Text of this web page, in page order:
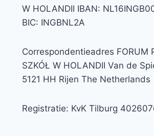
W HOLANDII IBAN:
BIC: INGBNL2A
Correspondentieadres FORUM
SZKÓŁ W HOLANDII Van de
5121 HH Rijen The Netherlands
Registratie: KvK Tilburg